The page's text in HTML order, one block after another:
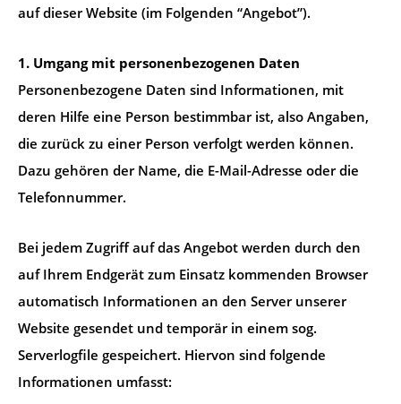
auf dieser Website (im Folgenden “Angebot”).
1. Umgang mit personenbezogenen Daten
Personenbezogene Daten sind Informationen, mit
deren Hilfe eine Person bestimmbar ist, also Angaben,
die zurück zu einer Person verfolgt werden können.
Dazu gehören der Name, die E-Mail-Adresse oder die
Telefonnummer.
Bei jedem Zugriff auf das Angebot werden durch den
auf Ihrem Endgerät zum Einsatz kommenden Browser
automatisch Informationen an den Server unserer
Website gesendet und temporär in einem sog.
Serverlogfile gespeichert. Hiervon sind folgende
Informationen umfasst: